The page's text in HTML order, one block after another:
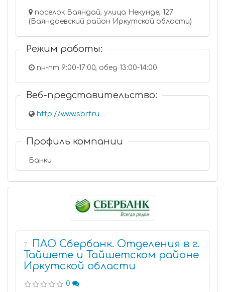
поселок Баяндай, улица Некунде, 127
(Баяндаевский район Иркутской области)
Режим работы:
пн-пт 9:00-17:00, обед 13:00-14:00
Веб-представительство:
http://www.sbrf.ru
Профиль компании
Банки
7
ПАО Сбербанк. Отделения в г.
Тайшете и Тайшетском районе
Иркутской области
0